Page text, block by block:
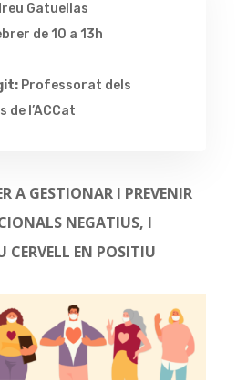
Gatuellas
de 10 a 13h
Professorat dels
de l’ACCat
A GESTIONAR I PREVENIR
NEGATIUS, I
CERVELL EN POSITIU